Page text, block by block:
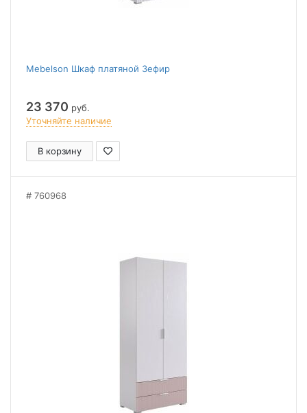
Mebelson Шкаф платяной Зефир
23 370 руб.
Уточняйте наличие
В корзину
760968